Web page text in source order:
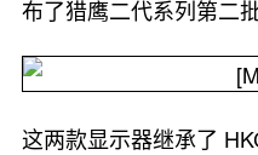
布了猎鹰二代系列第二
这两款显示器继承了